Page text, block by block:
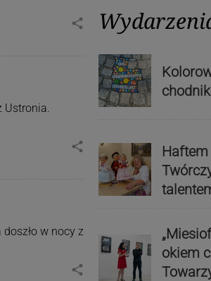
share
Ustronia.
share
w nocy z
share
okiem